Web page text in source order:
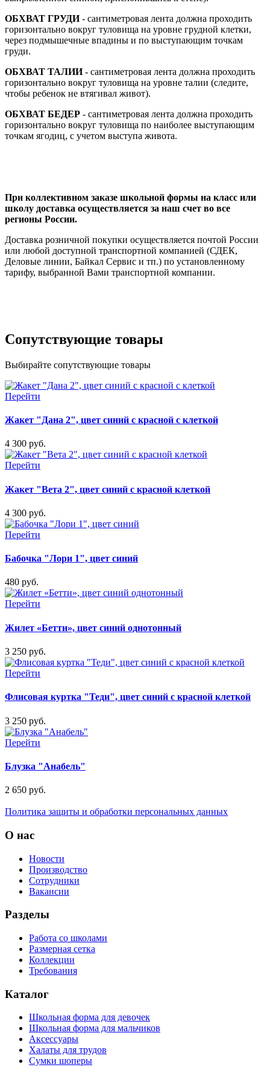
ОБХВАТ ГРУДИ- сантиметровая лента должна проходить
горизонтально вокруг туловища на уровне грудной клетки,
через подмышечные впадины и по выступающим точкам
груди.
ОБХВАТ ТАЛИИ- сантиметровая лента должна проходить
горизонтально вокруг туловища на уровне талии (следите,
чтобы ребенок не втягивал живот).
ОБХВАТ БЕДЕР - сантиметровая лента должна проходить
горизонтально вокруг туловища по наиболее выступающим
точкам ягодиц, с учетом выступа живота.
При коллективном заказе школьной формы на класс или
школу доставка осуществляется за наш счет во все
регионы России.
Доставка розничной покупки осуществляется почтой России
или любой доступной транспортной компанией (СДЕК,
Деловые линии, Байкал Сервис и тп.) по установленному
тарифу, выбранной Вами транспортной компании.
Сопутствующие товары
Выбирайте сопутствующие товары
Перейти
Жакет "Дана 2", цвет синий с красной с клеткой
4 300 руб.
Перейти
Жакет "Вета 2", цвет синий с красной клеткой
4 300 руб.
Перейти
Бабочка "Лори 1", цвет синий
480 руб.
Перейти
Жилет «Бетти», цвет синий однотонный
3 250 руб.
Перейти
Флисовая куртка "Теди", цвет синий с красной клеткой
3 250 руб.
Перейти
Блузка "Анабель"
2 650 руб.
Политика защиты и обработки персональных данных
О нас
Новости
Производство
Сотрудники
Вакансии
Разделы
Работа со школами
Размерная сетка
Коллекции
Требования
Каталог
Школьная форма для девочек
Школьная форма для мальчиков
Аксессуары
Халаты для трудов
Сумки шоперы